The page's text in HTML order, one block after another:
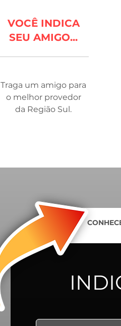
VOCÊ INDICA
SEU AMIGO...
Traga um amigo para
o melhor provedor
da Região Sul.